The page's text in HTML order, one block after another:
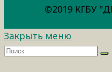
©2019 КГБУ
Закрыть меню